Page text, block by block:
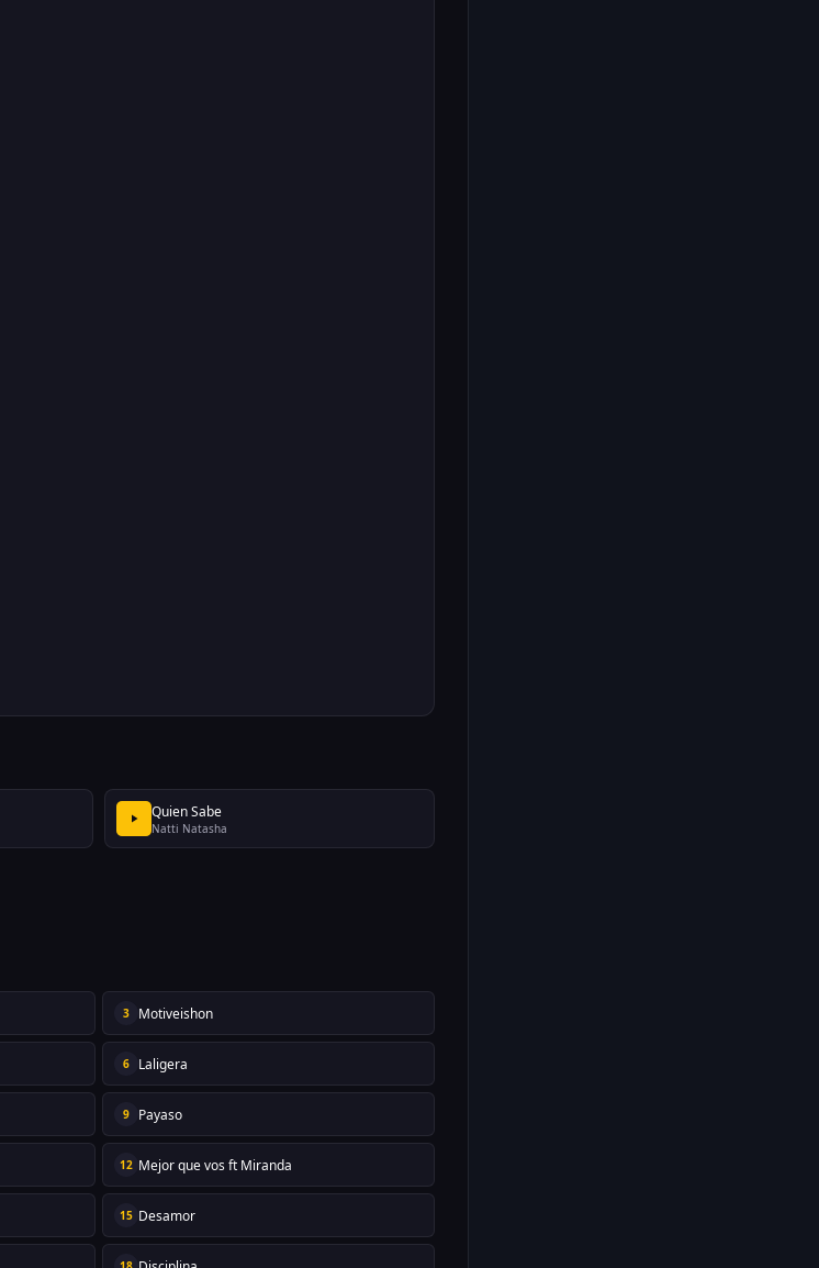
Quien Sabe
Natti Natasha
3 Motiveishon
6 Laligera
9 Payaso
12 Mejor que vos ft Miranda
15 Desamor